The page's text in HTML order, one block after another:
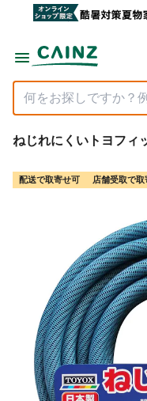
ねじれにくいトヨフィ
配送で取寄せ可 店舗受取で取